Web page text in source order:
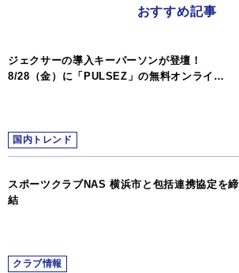
おすすめ記事
ジェクサーの導入キーパーソンが登壇！
8/28（金）に「PULSEZ」の無料オンライ…
国内トレンド
スポーツクラブNAS 横浜市と包括連携協定を締
結
クラブ情報